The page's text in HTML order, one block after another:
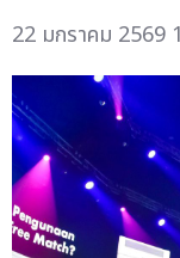
22 มกราคม 2569